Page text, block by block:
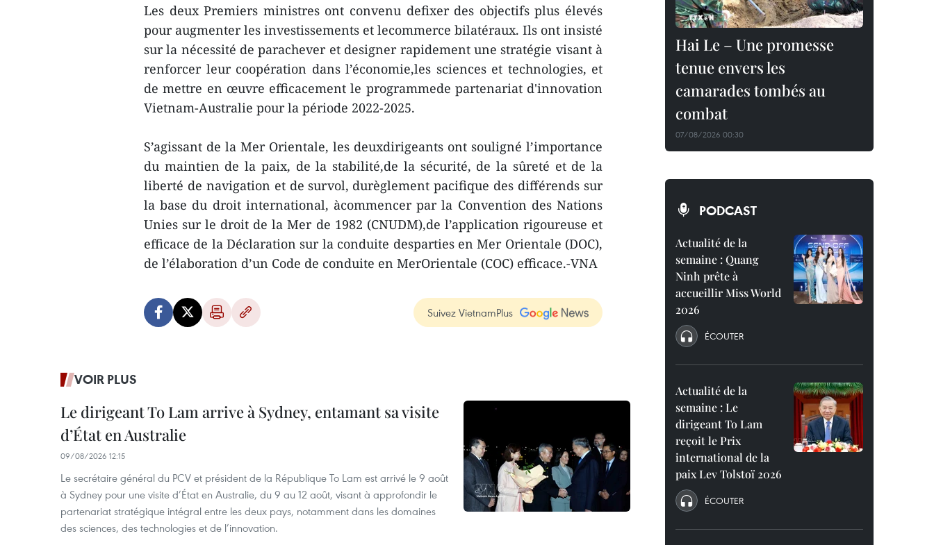
Les deux Premiers ministres ont convenu defixer des objectifs plus élevés
pour augmenter les investissements et lecommerce bilatéraux. Ils ont insisté
sur la nécessité de parachever et designer rapidement une stratégie visant à
renforcer leur coopération dans l’économie,les sciences et technologies, et
de mettre en œuvre efficacement le programmede partenariat d'innovation
Vietnam-Australie pour la période 2022-2025.
S’agissant de la Mer Orientale, les deuxdirigeants ont souligné l’importance
du maintien de la paix, de la stabilité,de la sécurité, de la sûreté et de la
liberté de navigation et de survol, durèglement pacifique des différends sur
la base du droit international, àcommencer par la Convention des Nations
Unies sur le droit de la Mer de 1982 (CNUDM),de l’application rigoureuse et
efficace de la Déclaration sur la conduite desparties en Mer Orientale (DOC),
de l’élaboration d’un Code de conduite en MerOrientale (COC) efficace.-VNA
Suivez VietnamPlus
VOIR PLUS
Le dirigeant To Lam arrive à Sydney, entamant sa visite
d’État en Australie
09/08/2026 12:15
Le secrétaire général du PCV et président de la République To Lam est arrivé le 9 août
à Sydney pour une visite d’État en Australie, du 9 au 12 août, visant à approfondir le
partenariat stratégique intégral entre les deux pays, notamment dans les domaines
des sciences, des technologies et de l’innovation.
Hai Le – Une promesse
tenue envers les
camarades tombés au
combat
07/08/2026 00:30
PODCAST
Actualité de la
semaine : Quang
Ninh prête à
accueillir Miss World
2026
ÉCOUTER
Actualité de la
semaine : Le
dirigeant To Lam
reçoit le Prix
international de la
paix Lev Tolstoï 2026
ÉCOUTER